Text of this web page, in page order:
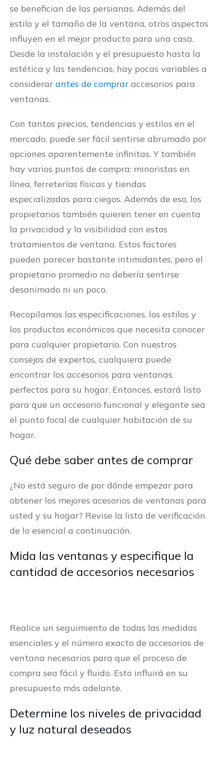
se benefician de las persianas. Además del
estilo y el tamaño de la ventana, otros aspectos
influyen en el mejor producto para una casa.
Desde la instalación y el presupuesto hasta la
estética y las tendencias, hay pocas variables a
considerar antes de comprar accesorios para
ventanas.
Con tantos precios, tendencias y estilos en el
mercado, puede ser fácil sentirse abrumado por
opciones aparentemente infinitas. Y también
hay varios puntos de compra: minoristas en
línea, ferreterías físicas y tiendas
especializadas para ciegos. Además de eso, los
propietarios también quieren tener en cuenta
la privacidad y la visibilidad con estos
tratamientos de ventana. Estos factores
pueden parecer bastante intimidantes, pero el
propietario promedio no debería sentirse
desanimado ni un poco.
Recopilamos las especificaciones, los estilos y
los productos económicos que necesita conocer
para cualquier propietario. Con nuestros
consejos de expertos, cualquiera puede
encontrar los accesorios para ventanas
perfectos para su hogar. Entonces, estará listo
para que un accesorio funcional y elegante sea
el punto focal de cualquier habitación de su
hogar.
Qué debe saber antes de comprar
¿No está seguro de por dónde empezar para
obtener los mejores acesorios de ventanas para
usted y su hogar? Revise la lista de verificación
de lo esencial a continuación.
Mida las ventanas y especifique la
cantidad de accesorios necesarios
Realice un seguimiento de todas las medidas
esenciales y el número exacto de accesorios de
ventana necesarios para que el proceso de
compra sea fácil y fluido. Esto influirá en su
presupuesto más adelante.
Determine los niveles de privacidad
y luz natural deseados